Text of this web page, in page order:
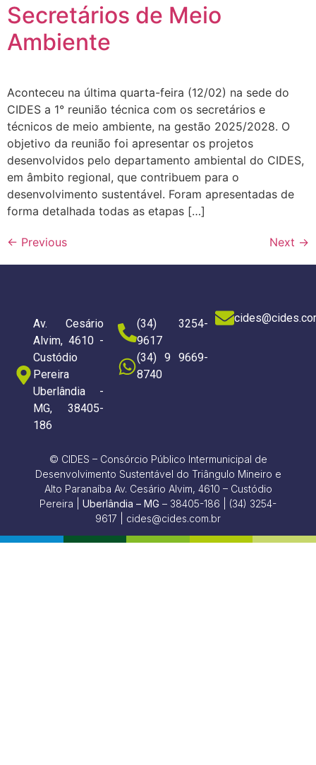
Secretários de Meio
Ambiente
Aconteceu na última quarta-feira (12/02) na sede do
CIDES a 1° reunião técnica com os secretários e
técnicos de meio ambiente, na gestão 2025/2028. O
objetivo da reunião foi apresentar os projetos
desenvolvidos pelo departamento ambiental do CIDES,
em âmbito regional, que contribuem para o
desenvolvimento sustentável. Foram apresentadas de
forma detalhada todas as etapas […]
← Previous Next →
Av. Cesário
Alvim, 4610 -
Custódio
Pereira
Uberlândia -
MG, 38405-
186
(34) 3254-
9617
(34) 9 9669-
8740
© CIDES – Consórcio Público Intermunicipal de
Desenvolvimento Sustentável do Triângulo Mineiro e
Alto Paranaíba Av. Cesário Alvim, 4610 – Custódio
Pereira | Uberlândia – MG – 38405-186 | (34) 3254-
9617 | cides@cides.com.br